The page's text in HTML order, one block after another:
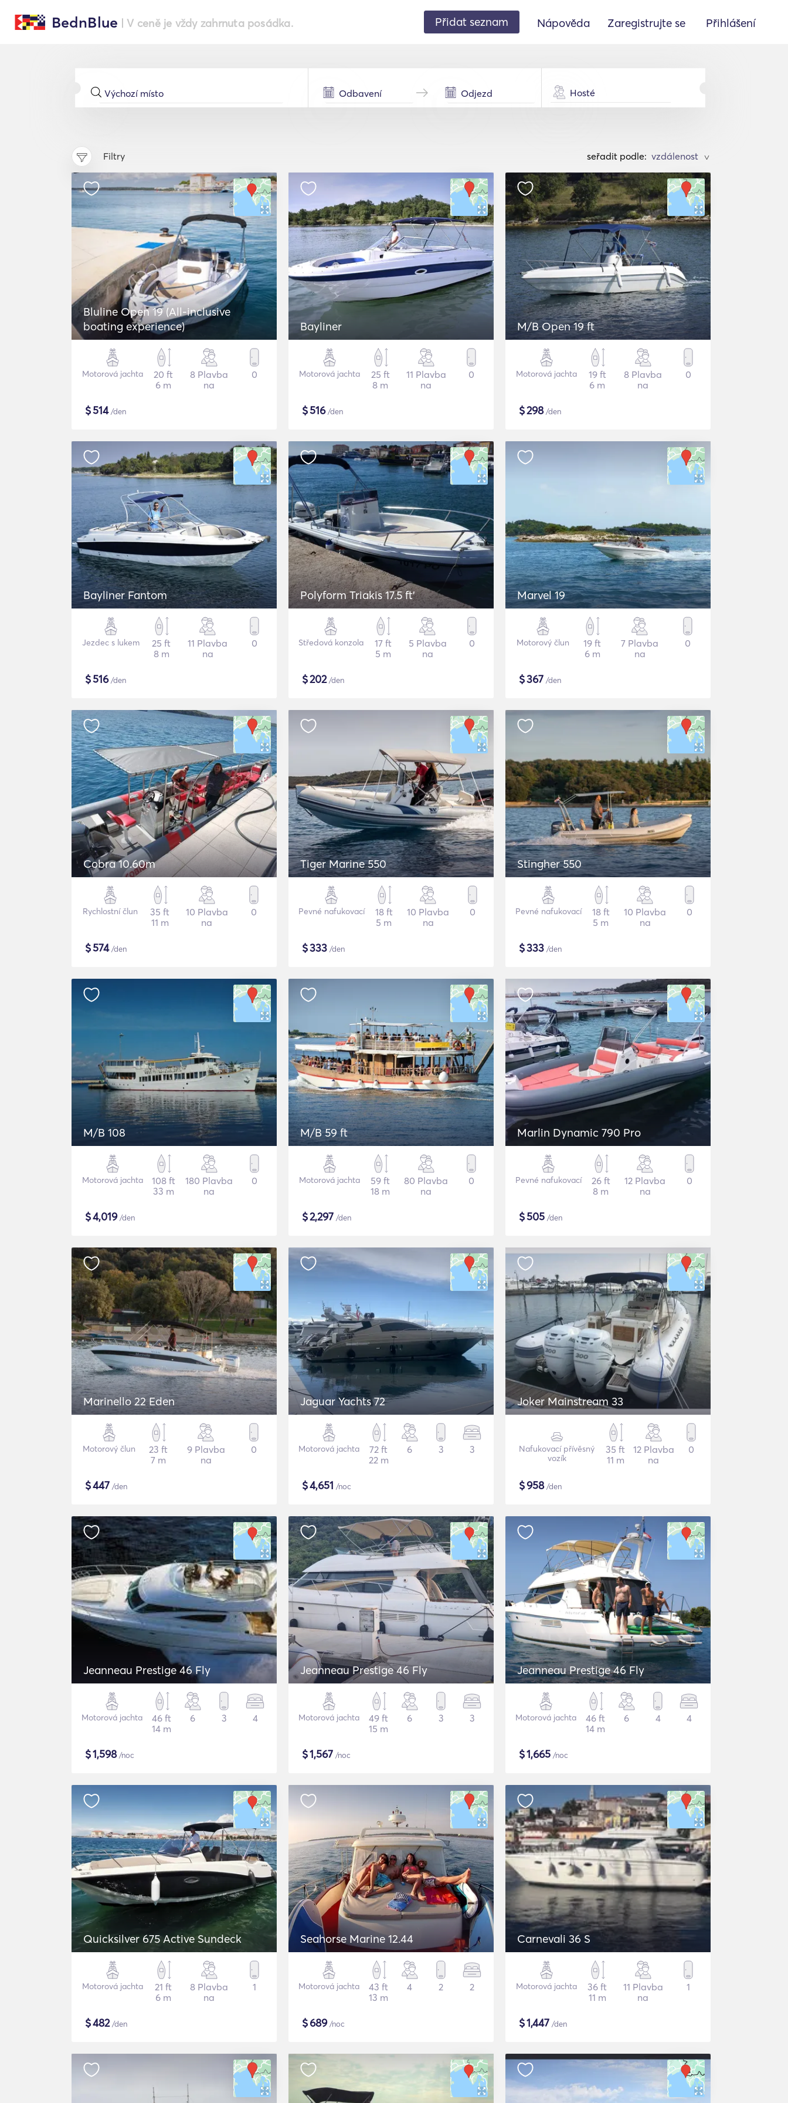
BednBlue | V ceně je vždy zahrnuta posádka. Přidat seznam Nápověda Zaregistrujte se Přihlášení
Hosté
Filtry seřadit podle: >
Bluline Open 19 (All-inclusive
boating experience)
Motorová jachta
20 ft
6 m
8 Plavba
na
0
$514/den
Bayliner
Motorová jachta
25 ft
8 m
11 Plavba
na
0
$516/den
M/B Open 19 ft
Motorová jachta
19 ft
6 m
8 Plavba
na
0
$298/den
Bayliner Fantom
Jezdec s lukem
25 ft
8 m
11 Plavba
na
0
$516/den
Polyform Triakis 17.5 ft'
Středová konzola
17 ft
5 m
5 Plavba
na
0
$202/den
Marvel 19
Motorový člun
19 ft
6 m
7 Plavba
na
0
$367 /den
Cobra 10.60m
Rychlostní člun
35 ft
11 m
10 Plavba
na
0
$574/den
Tiger Marine 550
Pevné nafukovací
18 ft
5 m
10 Plavba
na
0
$333 /den
Stingher 550
Pevné nafukovací
18 ft
5 m
10 Plavba
na
0
$333 /den
M/B 108
Motorová jachta
108 ft
33 m
180 Plavba
na
0
$4,019/den
M/B 59 ft
Motorová jachta
59 ft
18 m
80 Plavba
na
0
$2,297 /den
Marlin Dynamic 790 Pro
Pevné nafukovací
26 ft
8 m
12 Plavba
na
0
$505 /den
Marinello 22 Eden
Motorový člun
23 ft
7 m
9 Plavba
na
0
$447 /den
Jaguar Yachts 72
Motorová jachta
72 ft
22 m
6 3 3
$4,651 /noc
Joker Mainstream 33
Nafukovací přívěsný
vozík
35 ft
11 m
12 Plavba
na
0
$958/den
Jeanneau Prestige 46 Fly
Motorová jachta
46 ft
14 m
6 3 4
$1,598/noc
Jeanneau Prestige 46 Fly
Motorová jachta
49 ft
15 m
6 3 3
$1,567 /noc
Jeanneau Prestige 46 Fly
Motorová jachta
46 ft
14 m
6 4 4
$1,665 /noc
Quicksilver 675 Active Sundeck
Motorová jachta
21 ft
6 m
8 Plavba
na
1
$482/den
Seahorse Marine 12.44
Motorová jachta
43 ft
13 m
4 2 2
$689/noc
Carnevali 36 S
Motorová jachta
36 ft
11 m
11 Plavba
na
1
$1,447 /den